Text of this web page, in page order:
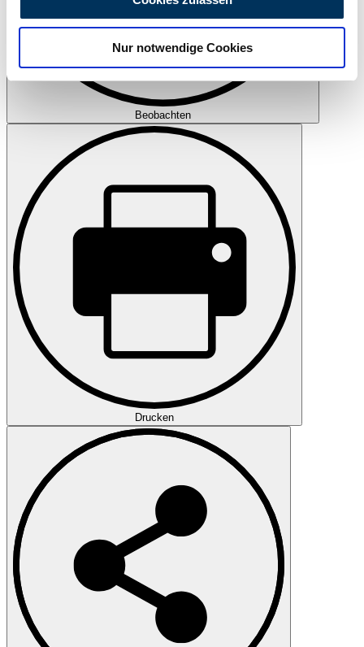
analysieren. Außerdem geben wir Informationen zu Ihrer
Verwendung unserer Website an unsere Partner für
soziale Medien, Werbung und Analysen weiter. Unsere
Partner führen diese Informationen möglicherweise mit
weiteren Daten zusammen, die Sie ihnen bereitgestellt
haben oder die sie im Rahmen Ihrer Nutzung der Dienste
gesammelt haben.
Datenschutzerklärung
Nur notwendige Cookies
Beobachten
Drucken